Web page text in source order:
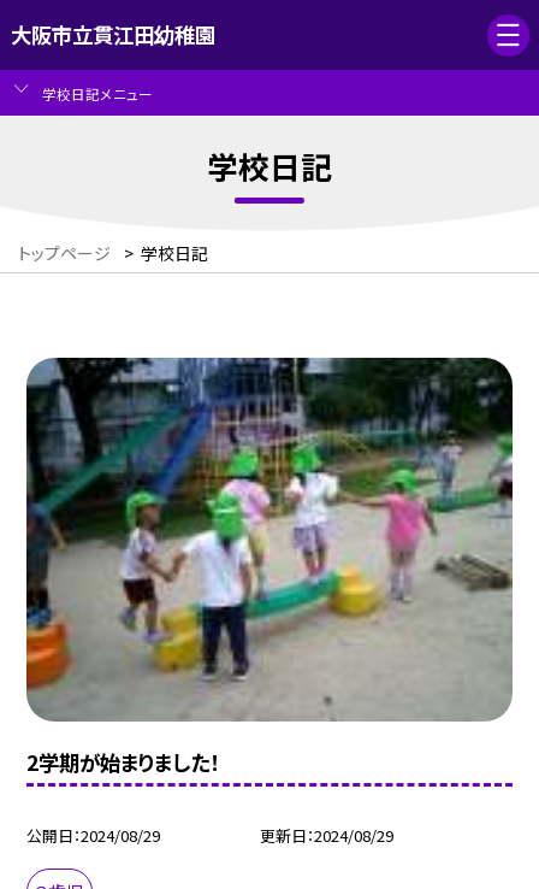
大阪市立貫江田幼稚園
学校日記メニュー
学校日記
トップページ > 学校日記
2学期が始まりました！
公開日 2024/08/29 更新日 2024/08/29